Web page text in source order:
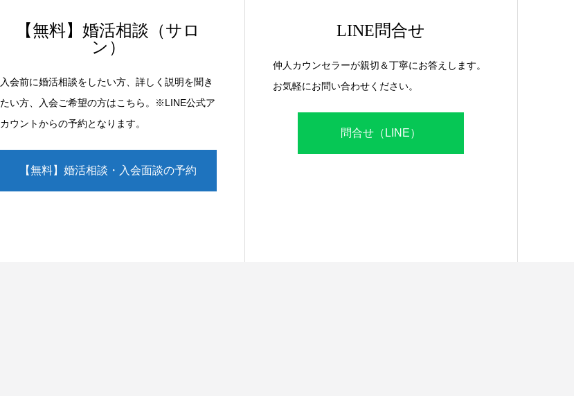
【無料】婚活相談（サロ
ン）
入会前に婚活相談をしたい方、詳しく説明を聞き
たい方、入会ご希望の方はこちら。※LINE公式ア
カウントからの予約となります。
【無料】婚活相談・入会面談の予約
LINE問合せ
仲人カウンセラーが親切＆丁寧にお答えします。
お気軽にお問い合わせください。
問合せ（LINE）